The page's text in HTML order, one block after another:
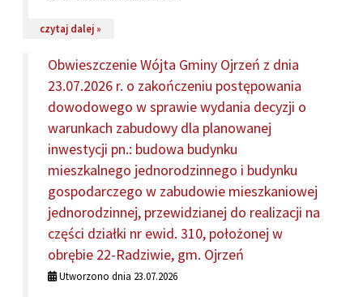
czytaj dalej »
Obwieszczenie Wójta Gminy Ojrzeń z dnia
23.07.2026 r. o zakończeniu postępowania
dowodowego w sprawie wydania decyzji o
warunkach zabudowy dla planowanej
inwestycji pn.: budowa budynku
mieszkalnego jednorodzinnego i budynku
gospodarczego w zabudowie mieszkaniowej
jednorodzinnej, przewidzianej do realizacji na
części działki nr ewid. 310, położonej w
obrębie 22-Radziwie, gm. Ojrzeń
Utworzono dnia 23.07.2026